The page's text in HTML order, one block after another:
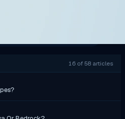
16 of 58 articles